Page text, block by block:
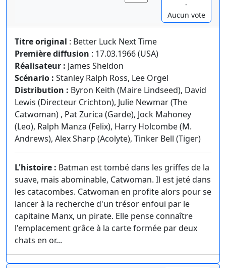
-
Aucun vote
Titre original : Better Luck Next Time
Première diffusion : 17.03.1966 (USA)
Réalisateur : James Sheldon
Scénario : Stanley Ralph Ross, Lee Orgel
Distribution : Byron Keith (Maire Lindseed), David
Lewis (Directeur Crichton), Julie Newmar (The
Catwoman) , Pat Zurica (Garde), Jock Mahoney
(Leo), Ralph Manza (Felix), Harry Holcombe (M.
Andrews), Alex Sharp (Acolyte), Tinker Bell (Tiger)
L'histoire : Batman est tombé dans les griffes de la
suave, mais abominable, Catwoman. Il est jeté dans
les catacombes. Catwoman en profite alors pour se
lancer à la recherche d'un trésor enfoui par le
capitaine Manx, un pirate. Elle pense connaître
l'emplacement grâce à la carte formée par deux
chats en or...